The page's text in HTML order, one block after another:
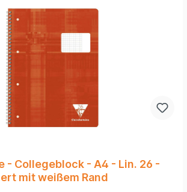
- Collegeblock - A4 - Lin. 26 -
mit weißem Rand